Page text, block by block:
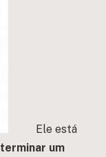
Ele está
terminar um